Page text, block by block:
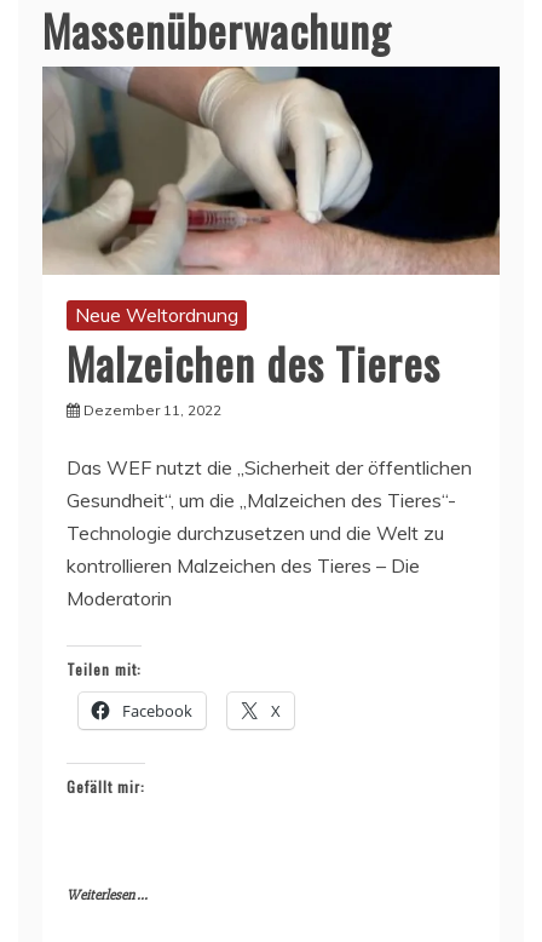
Massenüberwachung
Neue Weltordnung
Malzeichen des Tieres
Dezember 11, 2022
Das WEF nutzt die „Sicherheit der öffentlichen
Gesundheit“, um die „Malzeichen des Tieres“-
Technologie durchzusetzen und die Welt zu
kontrollieren Malzeichen des Tieres – Die
Moderatorin
Teilen mit:
Facebook X
Gefällt mir:
Weiterlesen ...